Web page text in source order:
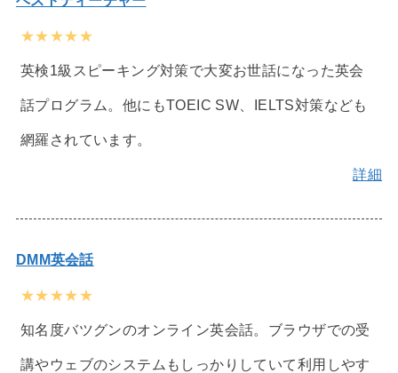
★★★★★
英検1級スピーキング対策で大変お世話になった英会
話プログラム。他にもTOEIC SW、IELTS対策なども
網羅されています。
詳細
DMM英会話
★★★★★
知名度バツグンのオンライン英会話。ブラウザでの受
講やウェブのシステムもしっかりしていて利用しやす